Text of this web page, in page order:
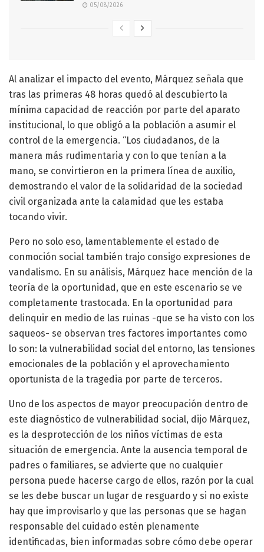
05/08/2026
Al analizar el impacto del evento, Márquez señala que
tras las primeras 48 horas quedó al descubierto la
mínima capacidad de reacción por parte del aparato
institucional, lo que obligó a la población a asumir el
control de la emergencia. “Los ciudadanos, de la
manera más rudimentaria y con lo que tenían a la
mano, se convirtieron en la primera línea de auxilio,
demostrando el valor de la solidaridad de la sociedad
civil organizada ante la calamidad que les estaba
tocando vivir.
Pero no solo eso, lamentablemente el estado de
conmoción social también trajo consigo expresiones de
vandalismo. En su análisis, Márquez hace mención de la
teoría de la oportunidad, que en este escenario se ve
completamente trastocada. En la oportunidad para
delinquir en medio de las ruinas -que se ha visto con los
saqueos- se observan tres factores importantes como
lo son: la vulnerabilidad social del entorno, las tensiones
emocionales de la población y el aprovechamiento
oportunista de la tragedia por parte de terceros.
Uno de los aspectos de mayor preocupación dentro de
este diagnóstico de vulnerabilidad social, dijo Márquez,
es la desprotección de los niños víctimas de esta
situación de emergencia. Ante la ausencia temporal de
padres o familiares, se advierte que no cualquier
persona puede hacerse cargo de ellos, razón por la cual
se les debe buscar un lugar de resguardo y si no existe
hay que improvisarlo y que las personas que se hagan
responsable del cuidado estén plenamente
identificadas, bien informadas sobre cómo debe operar